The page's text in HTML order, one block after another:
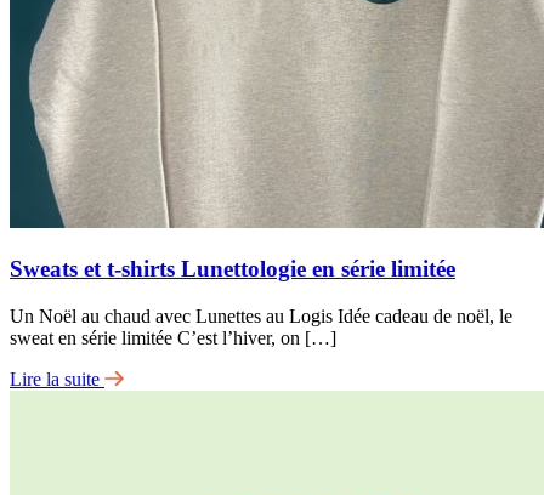
Sweats et t-shirts Lunettologie en série limitée
Un Noël au chaud avec Lunettes au Logis Idée cadeau de noël, le
sweat en série limitée C’est l’hiver, on […]
Lire la suite